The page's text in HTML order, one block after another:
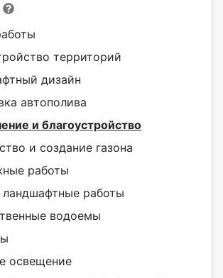
территорий
дизайн
автополива
и благоустройство
и создание газона
работы
ландшафтные работы
водоемы
освещение